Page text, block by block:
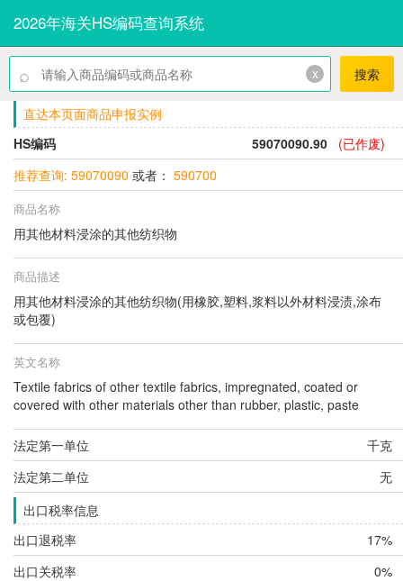
2026年海关HS编码查询系统
⌕ x 搜索
直达本页面商品申报实例
HS编码
59070090.90
(已作废)
推荐查询: 59070090 或者： 590700
商品名称
用其他材料浸涂的其他纺织物
商品描述
用其他材料浸涂的其他纺织物(用橡胶,塑料,浆料以外材料浸渍,涂布
或包覆)
英文名称
Textile fabrics of other textile fabrics, impregnated, coated or
covered with other materials other than rubber, plastic, paste
法定第一单位
千克
法定第二单位
无
出口税率信息
出口退税率
17%
出口关税率
0%